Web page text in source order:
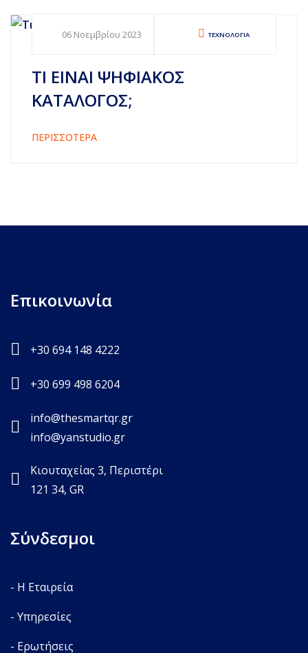
ΤΙ ΕΊΝΑΙ ΨΗΦΙΑΚΌΣ
ΚΑΤΆΛΟΓΟΣ;
06 Νοεμβρίου 2023 ΤΕΧΝΟΛΟΓΊΑ
ΠΕΡΙΣΣΟΤΕΡΑ
Επικοινωνία
+30 694 148 4222
+30 699 498 6204
info@thesmartqr.gr
info@yanstudio.gr
Κιουταχείας 3, Περιστέρι
121 34, GR
Σύνδεσμοι
- Η Εταιρεία
- Υπηρεσίες
- Ερωτήσεις